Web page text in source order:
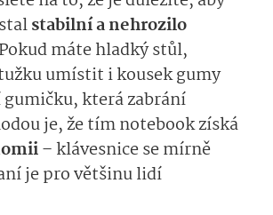
stabilní a nehrozilo
máte hladký stůl,
umístit i kousek gumy
která zabrání
je, že tím notebook získá
– klávesnice se mírně
je pro většinu lidí